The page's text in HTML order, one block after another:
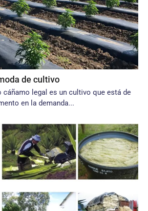
de cultivo
cáñamo legal es un cultivo que está de
en la demanda...